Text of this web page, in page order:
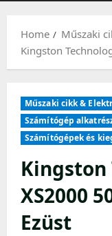
Home
Műszaki
Kingston
Műszaki cikk &
Számítógép
Számítógépek és
Kingston
XS2000
Ezüst